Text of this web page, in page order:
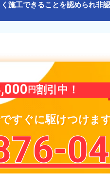
施工できることを認められ非
円割引中！
すぐに駆けつけます